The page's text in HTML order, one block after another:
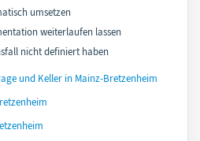
umsetzen
weiterlaufen lassen
nicht definiert haben
und Keller in Mainz-Bretzenheim